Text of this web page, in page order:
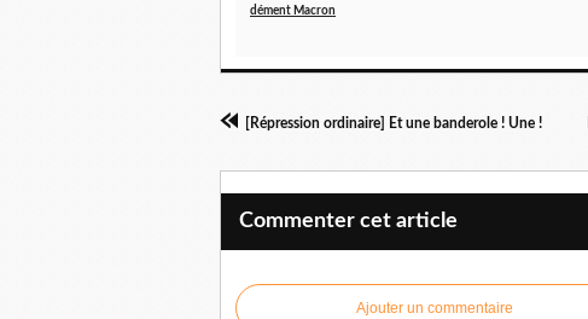
dément Macron
[Répression ordinaire] Et une banderole ! Une !
Commenter cet article
Ajouter un commentaire